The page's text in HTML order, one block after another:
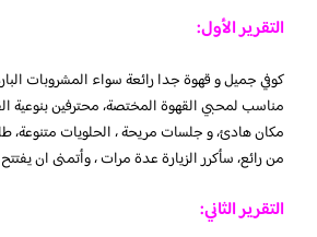
التقرير الأول:
كوفي جميل و قهوة جدا رائعة سواء المشروبات
مناسب لمحبي القهوة المختصة، محترفين بنوعية
مكان هادئ، و جلسات مريحة ، الحلويات متنوعة،
من رائع، سأكرر الزيارة عدة مرات ، وأتمنى ان
التقرير الثاني: